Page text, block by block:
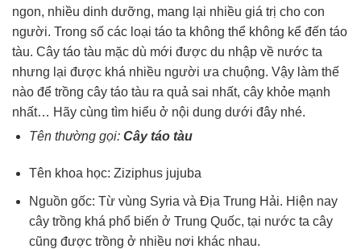
ngon, nhiều dinh dưỡng, mang lại nhiều giá trị cho con
người. Trong số các loại táo ta không thể không kể đến táo
tàu. Cây táo tàu mặc dù mới được du nhập về nước ta
nhưng lại được khá nhiều người ưa chuộng. Vậy làm thế
nào để trồng cây táo tàu ra quả sai nhất, cây khỏe mạnh
nhất… Hãy cùng tìm hiểu ở nội dung dưới đây nhé.
Tên thường gọi: Cây táo tàu
Tên khoa học: Ziziphus jujuba
Nguồn gốc: Từ vùng Syria và Địa Trung Hải. Hiện nay
cây trồng khá phổ biến ở Trung Quốc, tại nước ta cây
cũng được trồng ở nhiều nơi khác nhau.